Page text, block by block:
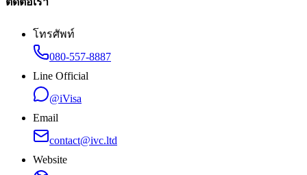
โทรศัพท์
080-557-8887
Line Official
@iVisa
Email
contact@ivc.ltd
Website